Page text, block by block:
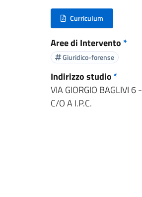
Curriculum
(nuova scheda - new tab)
Aree di Intervento *
Giuridico-forense
Indirizzo studio *
VIA GIORGIO BAGLIVI 6 -
C/O A I.P.C.